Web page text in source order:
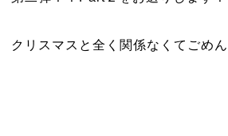
クリスマスと全く関係なくてごめん